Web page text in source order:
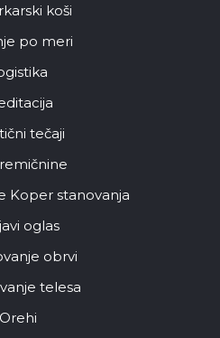
koši
po meri
tečaji
Koper stanovanja
oglas
obrvi
telesa
Orehi